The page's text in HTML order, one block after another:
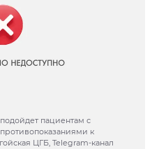
пациентам с
к
ЦГБ, Telegram-канал